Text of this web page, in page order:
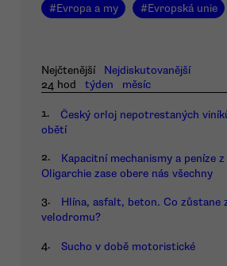
#Evropa a my #Evropská unie
Nejčtenější
Nejdiskutovanější
24 hod
týden měsíc
1.
Český orloj nepotrestaných
obětí
2.
Kapacitní mechanismy a peníze
Oligarchie zase obere nás všechny
3.
Hlína, asfalt, beton. Co zůstane
velodromu?
4. Sucho v době motoristické